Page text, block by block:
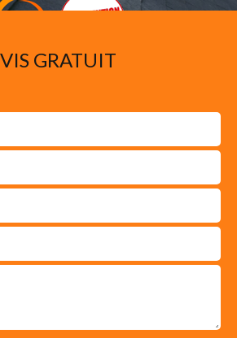
GRATUIT